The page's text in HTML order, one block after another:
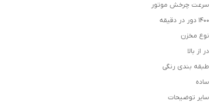
سرعت چرخش موتور
1400 دور در دقیقه
نوع مخزن
در از بالا
طبقه بندی رنگی
ساده
سایر توضیحات